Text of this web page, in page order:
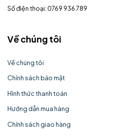
Số điện thoại: 0769 936 789
Về chúng tôi
Về chúng tôi
Chính sách bảo mật
Hình thức thanh toán
Hướng dẫn mua hàng
Chính sách giao hàng